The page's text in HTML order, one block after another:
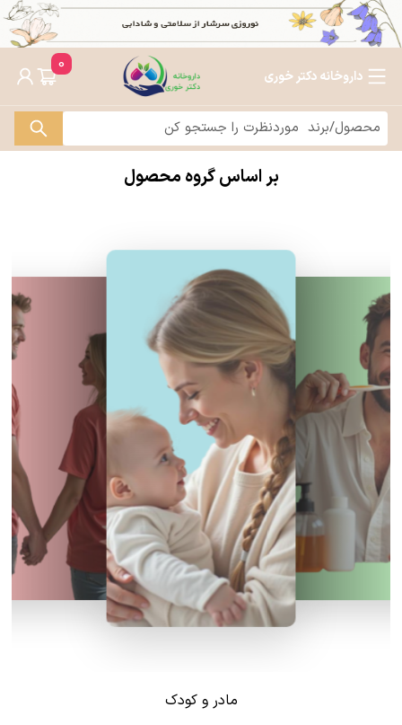
داروخانه دکتر خوری
0
بر اساس گروه محصول
مادر و کودک